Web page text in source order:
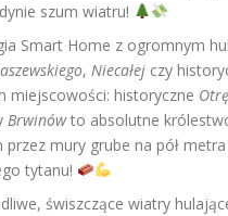
szum wiatru!
Smart Home z ogromnym
, Niecałej czy
miejscowości: historyczne
Brwinówto absolutne
mury grube na pół
tytanu!
świszczące wiatry